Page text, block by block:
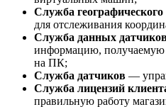
Служба
для отслеживания
Служба данных
информацию, получаемую
на ПК;
Служба датчиков —
Служба лицензий
правильную работу